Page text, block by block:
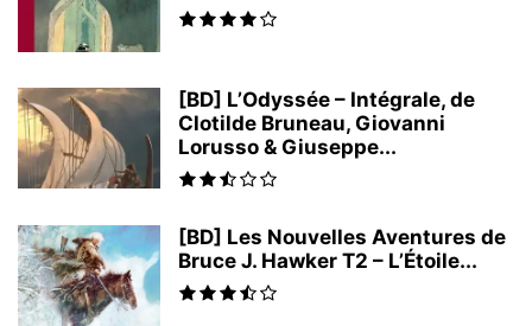
[BD] L’Odyssée – Intégrale, de
Clotilde Bruneau, Giovanni
Lorusso & Giuseppe...
[BD] Les Nouvelles Aventures de
Bruce J. Hawker T2 – L’Étoile...